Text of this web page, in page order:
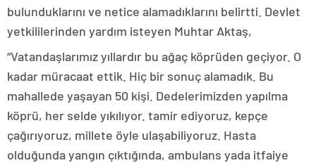
bulunduklarını ve netice alamadıklarını belirtti. Devlet
yetkililerinden yardım isteyen Muhtar Aktaş,
“Vatandaşlarımız yıllardır bu ağaç köprüden geçiyor. O
kadar müracaat ettik. Hiç bir sonuç alamadık. Bu
mahallede yaşayan 50 kişi. Dedelerimizden yapılma
köprü, her selde yıkılıyor. tamir ediyoruz, kepçe
çağırıyoruz, millete öyle ulaşabiliyoruz. Hasta
olduğunda yangın çıktığında, ambulans yada itfaiye